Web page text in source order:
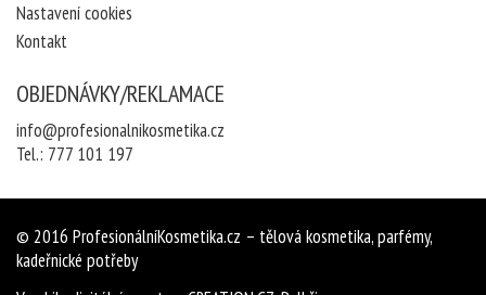
Nastavení cookies
Kontakt
OBJEDNÁVKY/REKLAMACE
info@profesionalnikosmetika.cz
Tel.: 777 101 197
© 2016 ProfesionálníKosmetika.cz – tělová kosmetika, parfémy,
kadeřnické potřeby